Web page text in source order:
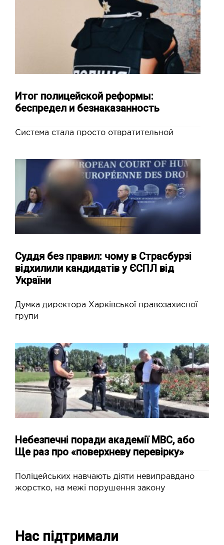
Итог полицейской реформы:
беспредел и безнаказанность
Система стала просто отвратительной
Суддя без правил: чому в Страсбурзі
відхилили кандидатів у ЄСПЛ від
України
Думка директора Харківської правозахисної
групи
Небезпечні поради академії МВС, або
Ще раз про «поверхневу перевірку»
Поліцейських навчають діяти невиправдано
жорстко, на межі порушення закону
Нас підтримали